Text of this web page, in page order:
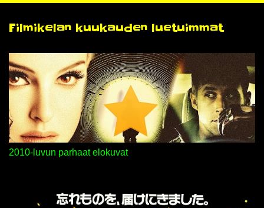
e
i
t
Filmikelan kuukauden luetuimmat
2010-luvun parhaat elokuvat